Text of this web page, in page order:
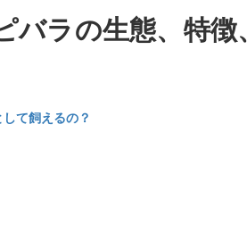
バラの生態、特徴、
て飼えるの？